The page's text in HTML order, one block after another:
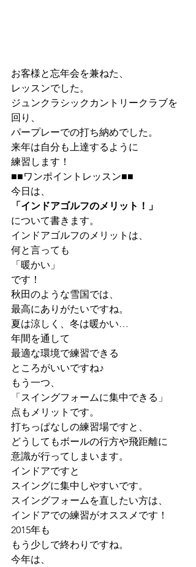
お客様と忘年会を兼ねた、
レッスンでした。
ジュンクラシックカントリークラブを
回り、
パープレーでの打ち納めでした。
来年は自分も上達するように
練習します！
■■ワンポイントレッスン■■
今日は、
「インドアゴルフのメリット！」
について書きます。
インドアゴルフのメリットは、
何と言っても
「暖かい」
です！
秋田のような雪国では、
最高にありがたいですね。
夏は涼しく、冬は暖かい…
年間を通して
最適な環境で練習できる
ところがいいですね♪
もう一つ、
「スイングフォームに集中できる」
点もメリットです。
打ちっぱなしの練習場ですと、
どうしてもボールの行方や飛距離に
意識が行ってしまいます。
インドアですと
スイングに集中しやすいです。
スイングフォームを直したい方は、
インドアでの練習がオススメです！
2015年も
もう少しで終わりですね。
今年は、